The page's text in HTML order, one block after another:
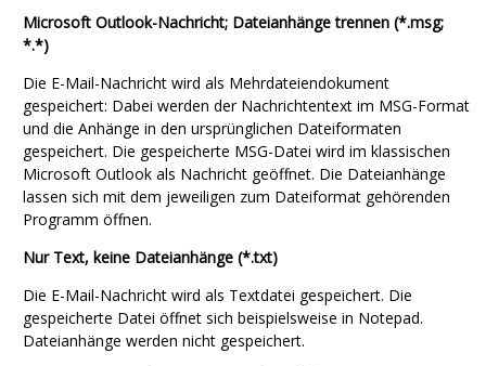
Microsoft Outlook-Nachricht; Dateianhänge trennen (*.msg;
*.*)
Die E-Mail-Nachricht wird als Mehrdateiendokument
gespeichert: Dabei werden der Nachrichtentext im MSG-Format
und die Anhänge in den ursprünglichen Dateiformaten
gespeichert. Die gespeicherte MSG-Datei wird im klassischen
Microsoft Outlook als Nachricht geöffnet. Die Dateianhänge
lassen sich mit dem jeweiligen zum Dateiformat gehörenden
Programm öffnen.
Nur Text, keine Dateianhänge (*.txt)
Die E-Mail-Nachricht wird als Textdatei gespeichert. Die
gespeicherte Datei öffnet sich beispielsweise in Notepad.
Dateianhänge werden nicht gespeichert.